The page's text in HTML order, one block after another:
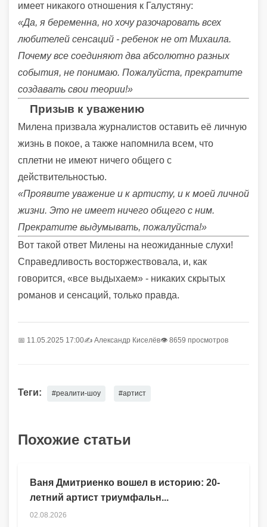
имеет никакого отношения к Галустяну:
«Да, я беременна, но хочу разочаровать всех
любителей сенсаций - ребенок не от Михаила.
Почему все соединяют два абсолютно разных
события, не понимаю. Пожалуйста, прекратите
создавать свои теории!»
Призыв к уважению
Милена призвала журналистов оставить её личную
жизнь в покое, а также напомнила всем, что
сплетни не имеют ничего общего с
действительностью.
«Проявите уважение и к артисту, и к моей личной
жизни. Это не имеет ничего общего с ним.
Прекратите выдумывать, пожалуйста!»
Вот такой ответ Милены на неожиданные слухи!
Справедливость восторжествовала, и, как
говорится, «все выдыхаем» - никаких скрытых
романов и сенсаций, только правда.
📅 11.05.2025 17:00✍️ Александр Киселёв👁 8659 просмотров
Теги: #реалити-шоу #артист
Похожие статьи
Ваня Дмитриенко вошел в историю: 20-
летний артист триумфальн...
02.08.2026